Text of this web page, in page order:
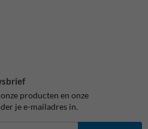
producten en onze
je e-mailadres in.